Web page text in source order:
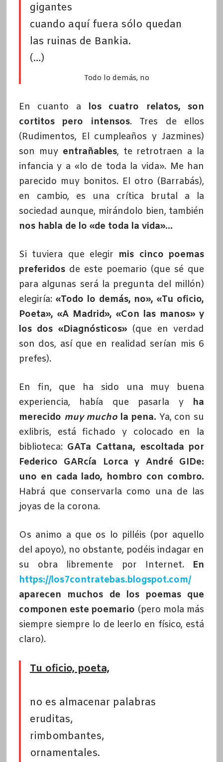
gigantes
cuando aquí fuera sólo quedan
las ruinas de Bankia.
(…)
Todo lo demás, no
En cuanto a los cuatro relatos, son
cortitos pero intensos. Tres de ellos
(Rudimentos, El cumpleaños y Jazmines)
son muyentrañables, te retrotraen a la
infancia y a «lo de toda la vida». Me han
parecido muy bonitos. El otro (Barrabás),
en cambio, es una crítica brutal a la
sociedad aunque, mirándolo bien, también
nos habla de lo «de toda la vida»…
Si tuviera que elegir mis cinco poemas
preferidosde este poemario (que sé que
para algunas será la pregunta del millón)
elegiría: «Todo lo demás, no», «Tu oficio,
Poeta», «A Madrid», «Con las manos» y
los dos «Diagnósticos» (que en verdad
son dos, así que en realidad serían mis 6
prefes).
En fin, que ha sido una muy buena
experiencia, había que pasarla y ha
merecido muy mucho la pena. Ya, con su
exlibris, está fichado y colocado en la
biblioteca: GATa Cattana, escoltada por
Federico GARcía Lorca y André GIDe:
uno en cada lado, hombro con combro.
Habrá que conservarla como una de las
joyas de la corona.
Os animo a que os lo pilléis (por aquello
del apoyo), no obstante, podéis indagar en
su obra libremente por Internet. En
https://los7contratebas.blogspot.com/
aparecen muchos de los poemas que
componen este poemario (pero mola más
siempre siempre lo de leerlo en físico, está
claro).
Tu oficio, poeta,
no es almacenar palabras
eruditas,
rimbombantes,
ornamentales.